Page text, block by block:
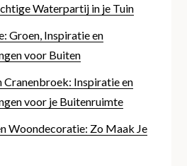
Waterpartij in je Tuin
Groen, Inspiratie en
voor Buiten
Cranenbroek: Inspiratie en
voor je Buitenruimte
Woondecoratie: Zo Maak Je